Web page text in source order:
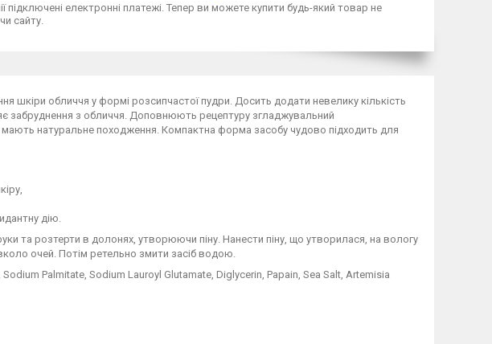
підключені електронні платежі. Тепер ви можете купити будь-який товар не
сайту.
шкіри обличчя у формі розсипчастої пудри. Досить додати невелику кількість
забруднення з обличчя. Доповнюють рецептуру згладжувальний
мають натуральне походження. Компактна форма засобу чудово підходить для
дію.
та розтерти в долонях, утворюючи піну. Нанести піну, що утворилася, на вологу
очей. Потім ретельно змити засіб водою.
Palmitate, Sodium Lauroyl Glutamate, Diglycerin, Papain, Sea Salt, Artemisia